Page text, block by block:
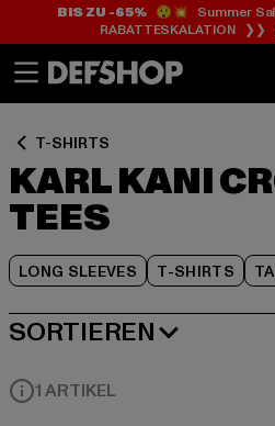
BIS ZU -65%😲💥 Summer
RABATTESKALATION ❯❯
T-SHIRTS
KARL KANI
TEES
LONG SLEEVES T-SHIRTS
SORTIEREN
BELIEBTESTE
1 ARTIKEL